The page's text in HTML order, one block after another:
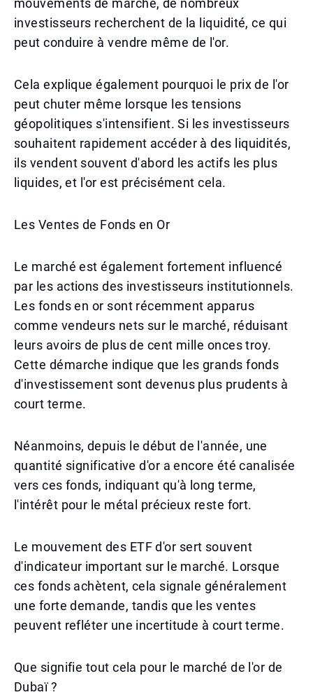
mouvements de marché, de nombreux
investisseurs recherchent de la liquidité, ce qui
peut conduire à vendre même de l'or.
Cela explique également pourquoi le prix de l'or
peut chuter même lorsque les tensions
géopolitiques s'intensifient. Si les investisseurs
souhaitent rapidement accéder à des liquidités,
ils vendent souvent d'abord les actifs les plus
liquides, et l'or est précisément cela.
Les Ventes de Fonds en Or
Le marché est également fortement influencé
par les actions des investisseurs institutionnels.
Les fonds en or sont récemment apparus
comme vendeurs nets sur le marché, réduisant
leurs avoirs de plus de cent mille onces troy.
Cette démarche indique que les grands fonds
d'investissement sont devenus plus prudents à
court terme.
Néanmoins, depuis le début de l'année, une
quantité significative d'or a encore été canalisée
vers ces fonds, indiquant qu'à long terme,
l'intérêt pour le métal précieux reste fort.
Le mouvement des ETF d'or sert souvent
d'indicateur important sur le marché. Lorsque
ces fonds achètent, cela signale généralement
une forte demande, tandis que les ventes
peuvent refléter une incertitude à court terme.
Que signifie tout cela pour le marché de l'or de
Dubaï ?